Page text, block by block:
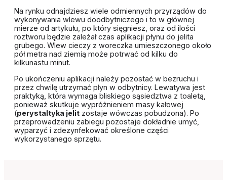
Na rynku odnajdziesz wiele odmiennych przyrządów do
wykonywania wlewu doodbytniczego i to w głównej
mierze od artykułu, po który sięgniesz, oraz od ilości
roztworu będzie zależał czas aplikacji płynu do jelita
grubego. Wlew cieczy z woreczka umieszczonego około
pół metra nad ziemią może potrwać od kilku do
kilkunastu minut.
Po ukończeniu aplikacji należy pozostać w bezruchu i
przez chwilę utrzymać płyn w odbytnicy. Lewatywa jest
praktyką, która wymaga bliskiego sąsiedztwa z toaletą,
ponieważ skutkuje wypróżnieniem masy kałowej
(perystaltyka jelit zostaje wówczas pobudzona). Po
przeprowadzeniu zabiegu pozostaje dokładnie umyć,
wyparzyć i zdezynfekować określone części
wykorzystanego sprzętu.